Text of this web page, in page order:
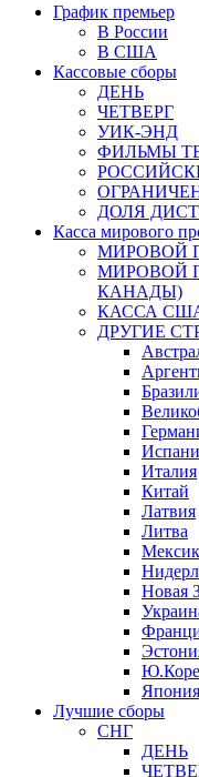
График премьер
В России
В США
Кассовые сборы
ДЕНЬ
ЧЕТВЕРГ
УИК-ЭНД
ФИЛЬМЫ
ДОЛЯ
Касса мирового
МИРОВОЙ
МИРОВОЙ
КАНАДЫ)
КАССА
ДРУГИЕ
Италия
Китай
Латвия
Литва
Новая
Япония
Лучшие сборы
СНГ
ДЕНЬ